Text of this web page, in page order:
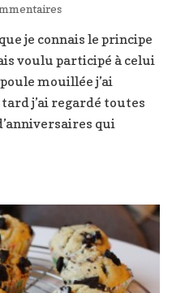
sur
Food
#30
Chocolate
peanut
butter
pie
je connais le principe
voulu participé à celui
mouillée j’ai
j’ai regardé toutes
qui